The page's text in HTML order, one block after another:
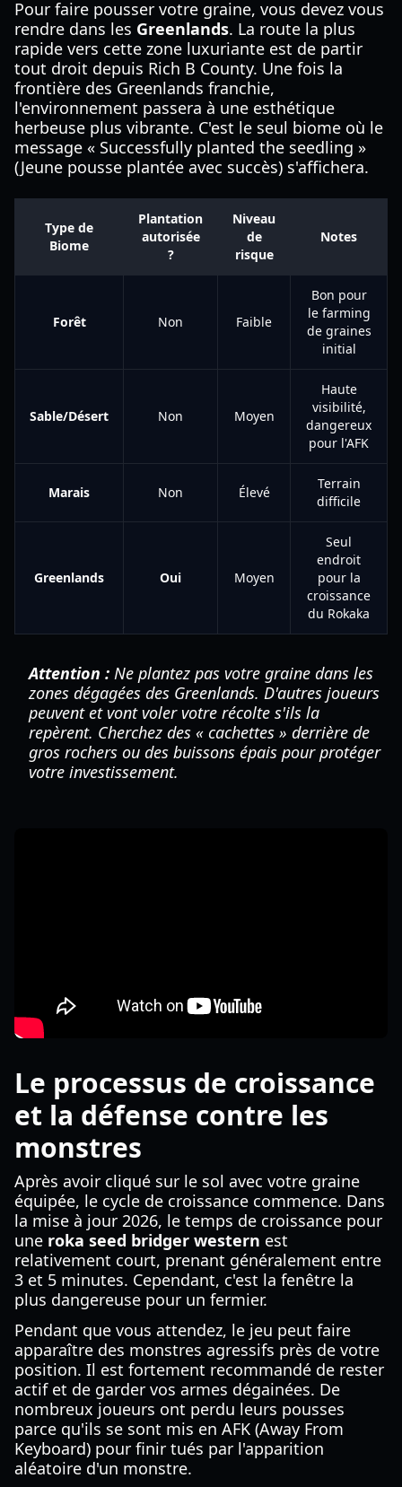
Pour faire pousser votre graine, vous devez vous
rendre dans les Greenlands. La route la plus
rapide vers cette zone luxuriante est de partir
tout droit depuis Rich B County. Une fois la
frontière des Greenlands franchie,
l'environnement passera à une esthétique
herbeuse plus vibrante. C'est le seul biome où le
message « Successfully planted the seedling »
(Jeune pousse plantée avec succès) s'affichera.
Type de
Biome
Plantation
autorisée
?
Niveau
de
risque
Notes
Forêt Non Faible
Bon pour
le farming
de graines
initial
Sable/Désert Non Moyen
Haute
visibilité,
dangereux
pour l'AFK
Marais Non Élevé
Terrain
difficile
Greenlands Oui Moyen
Seul
endroit
pour la
croissance
du Rokaka
Attention : Ne plantez pas votre graine dans les
zones dégagées des Greenlands. D'autres joueurs
peuvent et vont voler votre récolte s'ils la
repèrent. Cherchez des « cachettes » derrière de
gros rochers ou des buissons épais pour protéger
votre investissement.
Le processus de croissance
et la défense contre les
monstres
Après avoir cliqué sur le sol avec votre graine
équipée, le cycle de croissance commence. Dans
la mise à jour 2026, le temps de croissance pour
une roka seed bridger western est
relativement court, prenant généralement entre
3 et 5 minutes. Cependant, c'est la fenêtre la
plus dangereuse pour un fermier.
Pendant que vous attendez, le jeu peut faire
apparaître des monstres agressifs près de votre
position. Il est fortement recommandé de rester
actif et de garder vos armes dégainées. De
nombreux joueurs ont perdu leurs pousses
parce qu'ils se sont mis en AFK (Away From
Keyboard) pour finir tués par l'apparition
aléatoire d'un monstre.